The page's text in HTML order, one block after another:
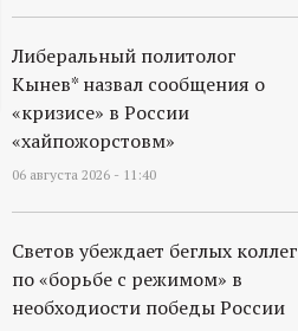
м
а
ц
и
о
н
Либеральный политолог
Кынев* назвал сообщения о
«кризисе» в России
«хайпожорстовм»
06 августа 2026 - 11:40
Светов убеждает беглых коллег
по «борьбе с режимом» в
необходиости победы России